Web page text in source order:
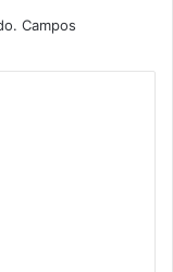
Campos